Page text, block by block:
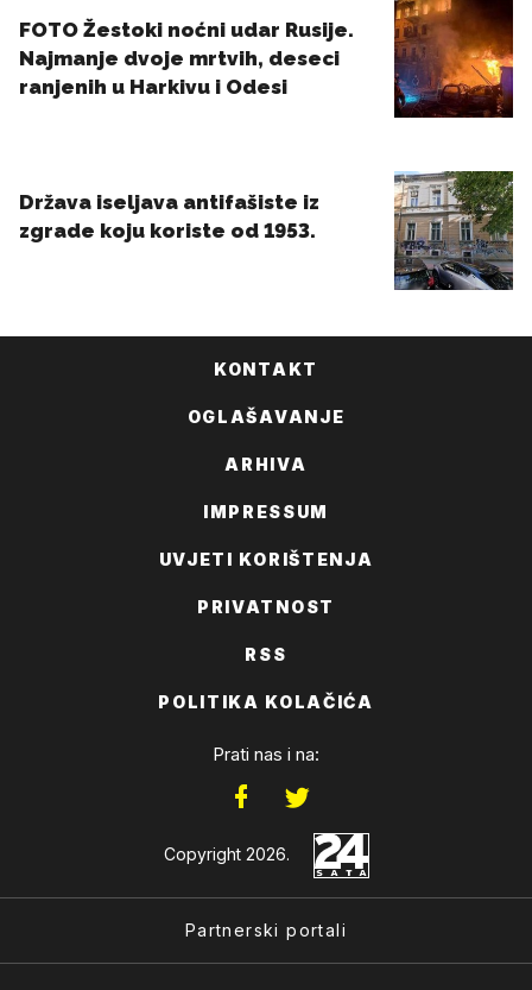
KONTAKT
OGLAŠAVANJE
ARHIVA
IMPRESSUM
UVJETI KORIŠTENJA
PRIVATNOST
RSS
POLITIKA KOLAČIĆA
Prati nas i na:
Copyright 2026.
Partnerski portali